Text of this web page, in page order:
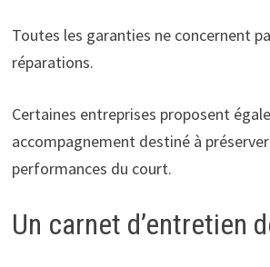
Toutes les garanties ne concernent
réparations.
Certaines entreprises proposent
accompagnement destiné à
performances du court.
Un carnet d’entretien